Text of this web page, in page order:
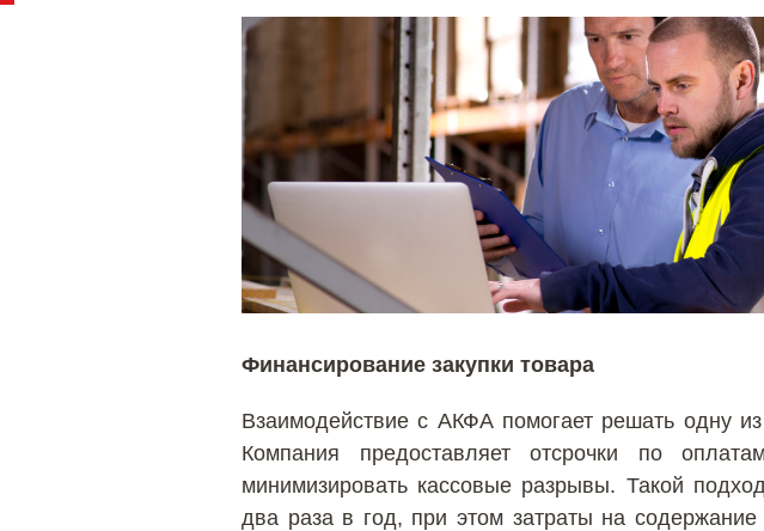
Финансирование закупки товара
Взаимодействие с АКФА помогает решать одну
Компания предоставляет отсрочки по
минимизировать кассовые разрывы. Такой
два раза в год, при этом затраты на